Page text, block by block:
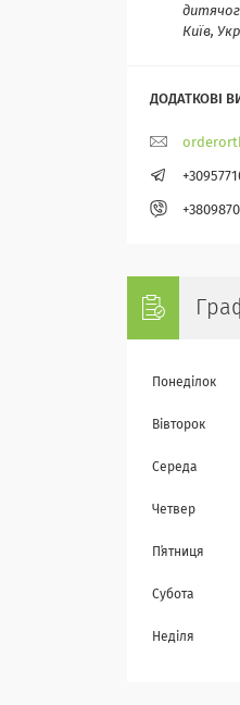
Київ,
Понеділок
Вівторок
Середа
Четвер
Пʼятниця
Субота
Неділя